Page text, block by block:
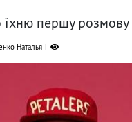
їхню першу розмову
Наталья